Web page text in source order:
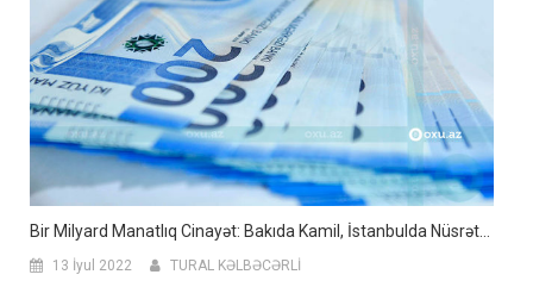
Bir Milyard Manatlıq Cinayət: Bakıda Kamil, İstanbulda Nüsrət…
13 İyul 2022 TURAL KƏLBƏCƏRLİ